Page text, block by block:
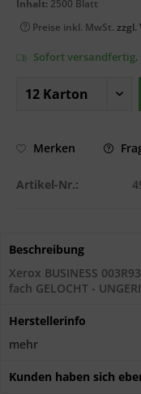
Inhalt: 2500 Blatt
Preise inkl. MwSt. zzgl.
Sofort versandfertig,
Merken
Artikel-Nr.:
Beschreibung
Xerox BUSINESS
fach GELOCHT -
Herstellerinfo
mehr
Kunden haben sich